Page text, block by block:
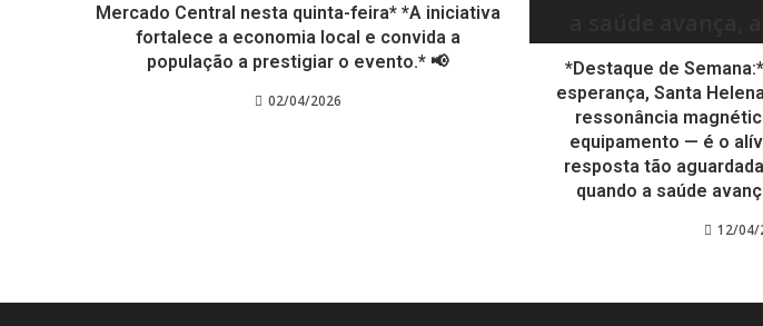
Mercado Central nesta quinta-feira* *A iniciativa
fortalece a economia local e convida a
população a prestigiar o evento.* 📢
02/04/2026
*Destaque de
esperança, Santa
ressonância
equipamento — é o
resposta tão
quando a saúde
12/04/